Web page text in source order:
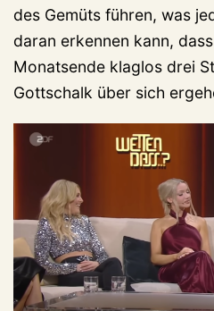
des Gemüts führen, was
daran erkennen kann,
Monatsende klaglos drei
Gottschalk über sich